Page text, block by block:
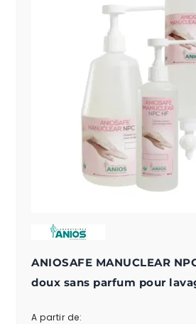
ANIOSAFE MANUCLEAR
doux sans parfum pour
A partir de: